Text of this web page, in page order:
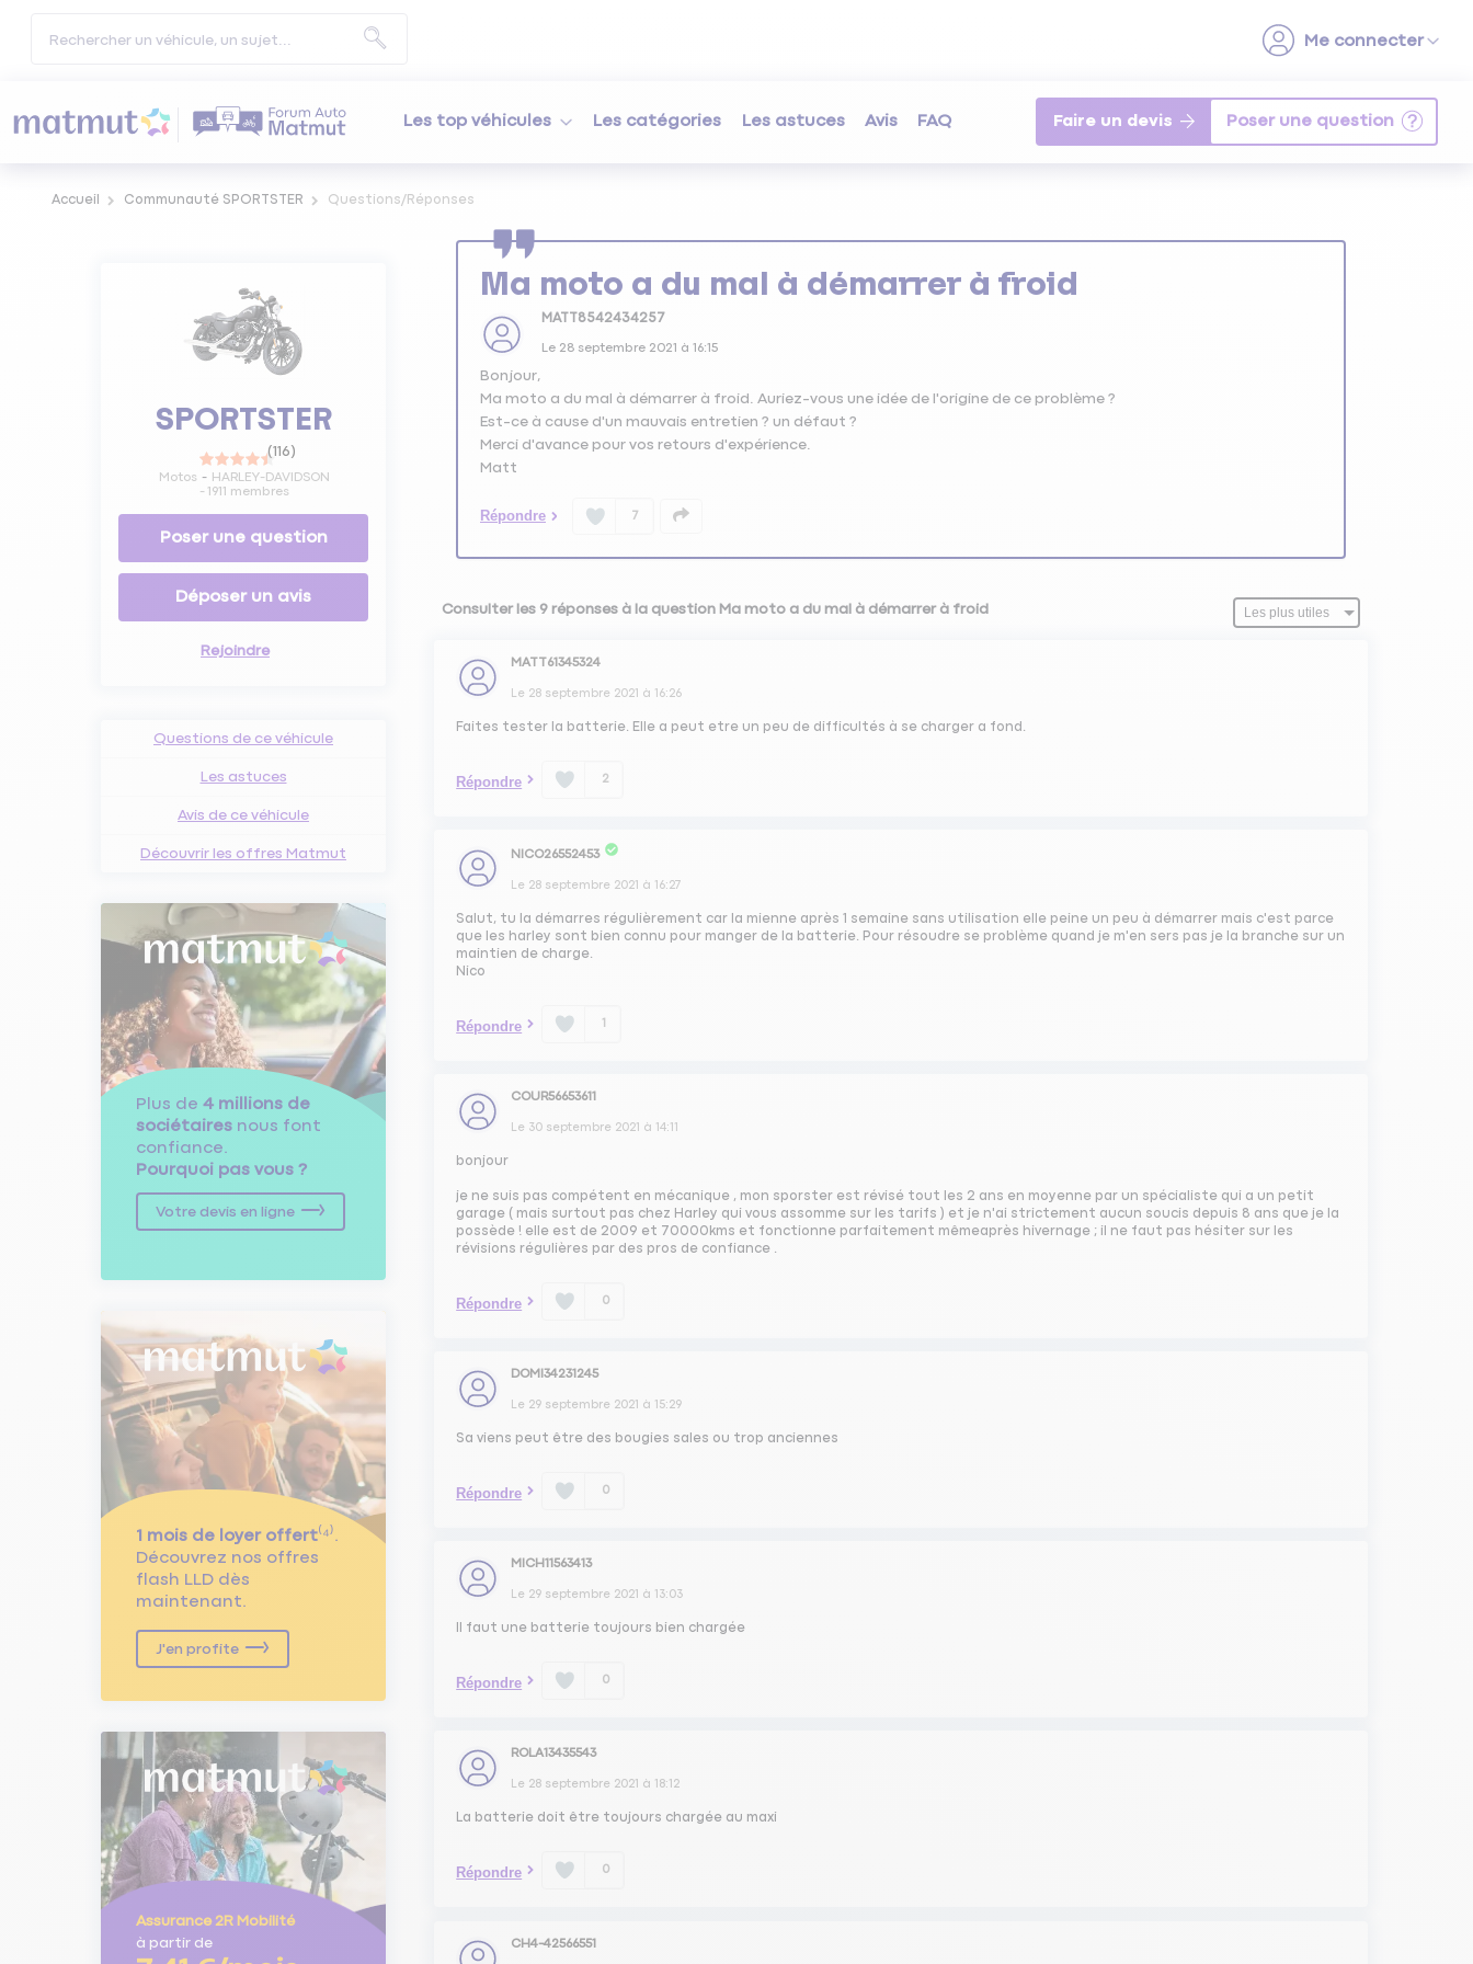
Les top véhicules Les catégories Les astuces Avis FAQ Faire un devis
Accueil Communauté SPORTSTER Questions/Réponses
SPORTSTER
(116)
Motos
HARLEY-DAVIDSON
- 1911 membres
Poser une question
Déposer un avis
Rejoindre
Questions de ce véhicule
Les astuces
Avis de ce véhicule
Découvrir les offres Matmut
Plus de 4 millions de
sociétaires nous font
confiance.
Pourquoi pas vous ?
Votre devis en ligne
1 mois de loyer offert⁽⁴⁾.
Découvrez nos offres
flash LLD dès
maintenant.
J'en profite
Assurance 2R Mobilité
à partir de
Ma moto a du mal à démarrer à froid
MATT8542434257
Le 28 septembre 2021 à 16:15
Bonjour,
Ma moto a du mal à démarrer à froid. Auriez-vous une idée de l'origine de ce problème ?
Est-ce à cause d'un mauvais entretien ? un défaut ?
Merci d'avance pour vos retours d'expérience.
Répondre 7
Consulter les 9 réponses à la question Ma moto a du mal à démarrer à froid
MATT61345324
Le 28 septembre 2021 à 16:26
Faites tester la batterie. Elle a peut etre un peu de difficultés à se charger a fond.
Répondre 2
NICO26552453
Le 28 septembre 2021 à 16:27
Salut, tu la démarres régulièrement car la mienne après 1 semaine sans utilisation elle peine un peu à démarrer mais c'est parce
que les harley sont bien connu pour manger de la batterie. Pour résoudre se problème quand je m'en sers pas je la branche sur un
maintien de charge.
Nico
Répondre 1
COUR56653611
Le 30 septembre 2021 à 14:11
bonjour
je ne suis pas compétent en mécanique , mon sporster est révisé tout les 2 ans en moyenne par un spécialiste qui a un petit
garage ( mais surtout pas chez Harley qui vous assomme sur les tarifs ) et je n'ai strictement aucun soucis depuis 8 ans que je la
possède ! elle est de 2009 et 70000kms et fonctionne parfaitement mêmeaprès hivernage ; il ne faut pas hésiter sur les
révisions régulières par des pros de confiance .
Répondre 0
DOMI34231245
Le 29 septembre 2021 à 15:29
Sa viens peut être des bougies sales ou trop anciennes
Répondre 0
MICH11563413
Le 29 septembre 2021 à 13:03
Il faut une batterie toujours bien chargée
Répondre 0
ROLA13435543
Le 28 septembre 2021 à 18:12
La batterie doit être toujours chargée au maxi
Répondre 0
CH4-42566551